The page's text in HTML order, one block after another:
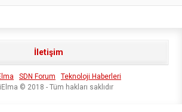
İletişim
SDN Forum
Teknoloji Haberleri
© 2018 - Tüm hakları saklıdır